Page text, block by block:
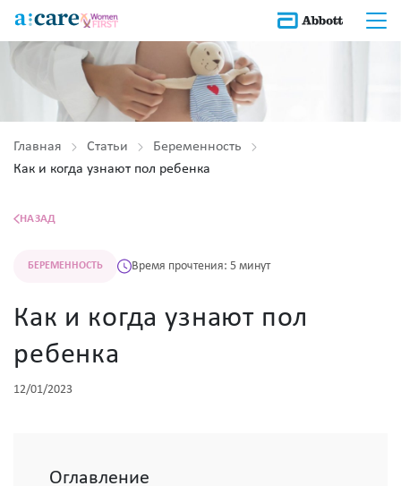
Главная Статьи
Беременность
Как и когда узнают пол ребенка
НАЗАД
БЕРЕМЕННОСТЬ Время прочтения: 5 минут
Как и когда узнают пол
ребенка
12/01/2023
Оглавление